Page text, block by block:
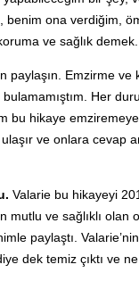
benim ona verdiğim,
ve sağlık demek.
paylaşın. Emzirme ve
Her
bu hikaye
ve onlara cevap
Valarie bu hikayeyi
mutlu ve sağlıklı olan
paylaştı.
dek temiz çıktı ve